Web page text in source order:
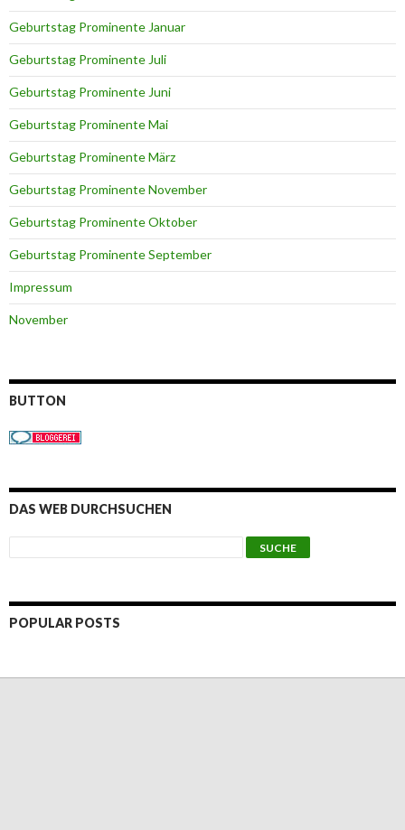
Geburtstag Prominente Januar
Geburtstag Prominente Juli
Geburtstag Prominente Juni
Geburtstag Prominente Mai
Geburtstag Prominente März
Geburtstag Prominente November
Geburtstag Prominente Oktober
Geburtstag Prominente September
Impressum
November
BUTTON
DAS WEB DURCHSUCHEN
POPULAR POSTS